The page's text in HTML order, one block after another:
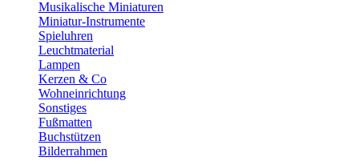
Musikalische Miniaturen
Miniatur-Instrumente
Spieluhren
Leuchtmaterial
Lampen
Kerzen & Co
Wohneinrichtung
Sonstiges
Fußmatten
Buchstützen
Bilderrahmen